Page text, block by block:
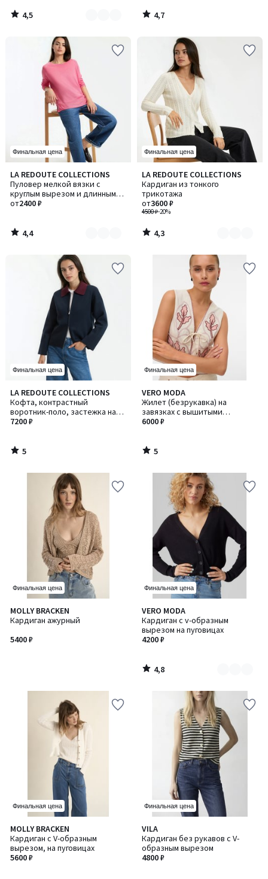
4,5
/
4,7
/
Финальная цена
LA REDOUTE COLLECTIONS
Пуловер мелкой вязки с
круглым вырезом и длинными
рукавами
от2400 ₽
4,4
/ 5
Количество
цветов:
4
4,4
/
Финальная цена
LA REDOUTE COLLECTIONS
Кардиган из тонкого
трикотажа
4500 ₽-20%
от3600 ₽
4,3
/ 5
Количество
цветов:
2
4,3
/
Финальная цена
LA REDOUTE COLLECTIONS
Кофта, контрастный
воротник-поло, застежка на
молнию
7200 ₽
5
/
5
5
/
Финальная цена
VERO MODA
Жилет (безрукавка) на
завязках с вышитыми
рисунками
6000 ₽
5
/
5
5
/
Финальная цена
MOLLY BRACKEN
Кардиган ажурный
5400 ₽
Финальная цена
VERO MODA
Кардиган с v-образным
вырезом на пуговицах
4200 ₽
4,8
/ 5
Количество
цветов:
2
4,8
/
Финальная цена
MOLLY BRACKEN
Кардиган с V-образным
вырезом, на пуговицах
5600 ₽
5
/
5
Финальная цена
VILA
Кардиган без рукавов с V-
образным вырезом
4800 ₽